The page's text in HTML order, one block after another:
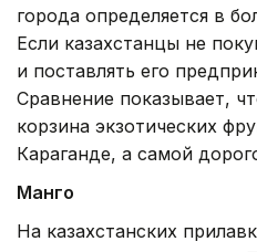
города определяется в
Если казахстанцы не
и поставлять его
Сравнение показывает,
корзина экзотических
Караганде, а самой
Манго
На казахстанских